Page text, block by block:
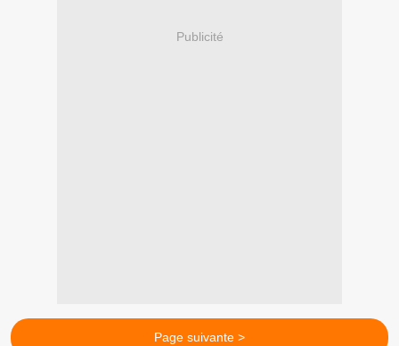
Publicité
Page suivante >